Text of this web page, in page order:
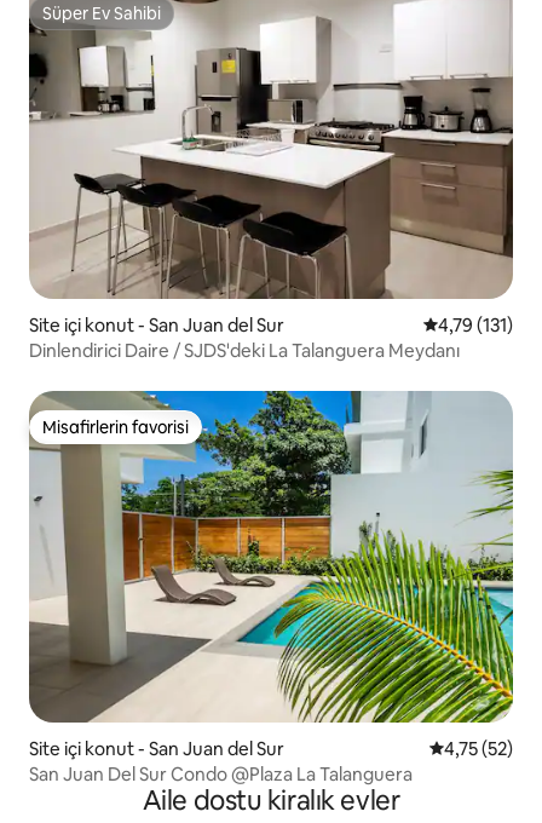
Süper Ev Sahibi
Süper Ev Sahibi
Site içi konut - San Juan del Sur 5 üzerinden
4,79 (131)
Dinlendirici Daire / SJDS'deki La Talanguera Meydanı
Misafirlerin favorisi
Misafirlerin favorisi
Site içi konut - San Juan del Sur 5 üzerinden
4,75 (52)
San Juan Del Sur Condo @Plaza La Talanguera
Aile dostu kiralık evler